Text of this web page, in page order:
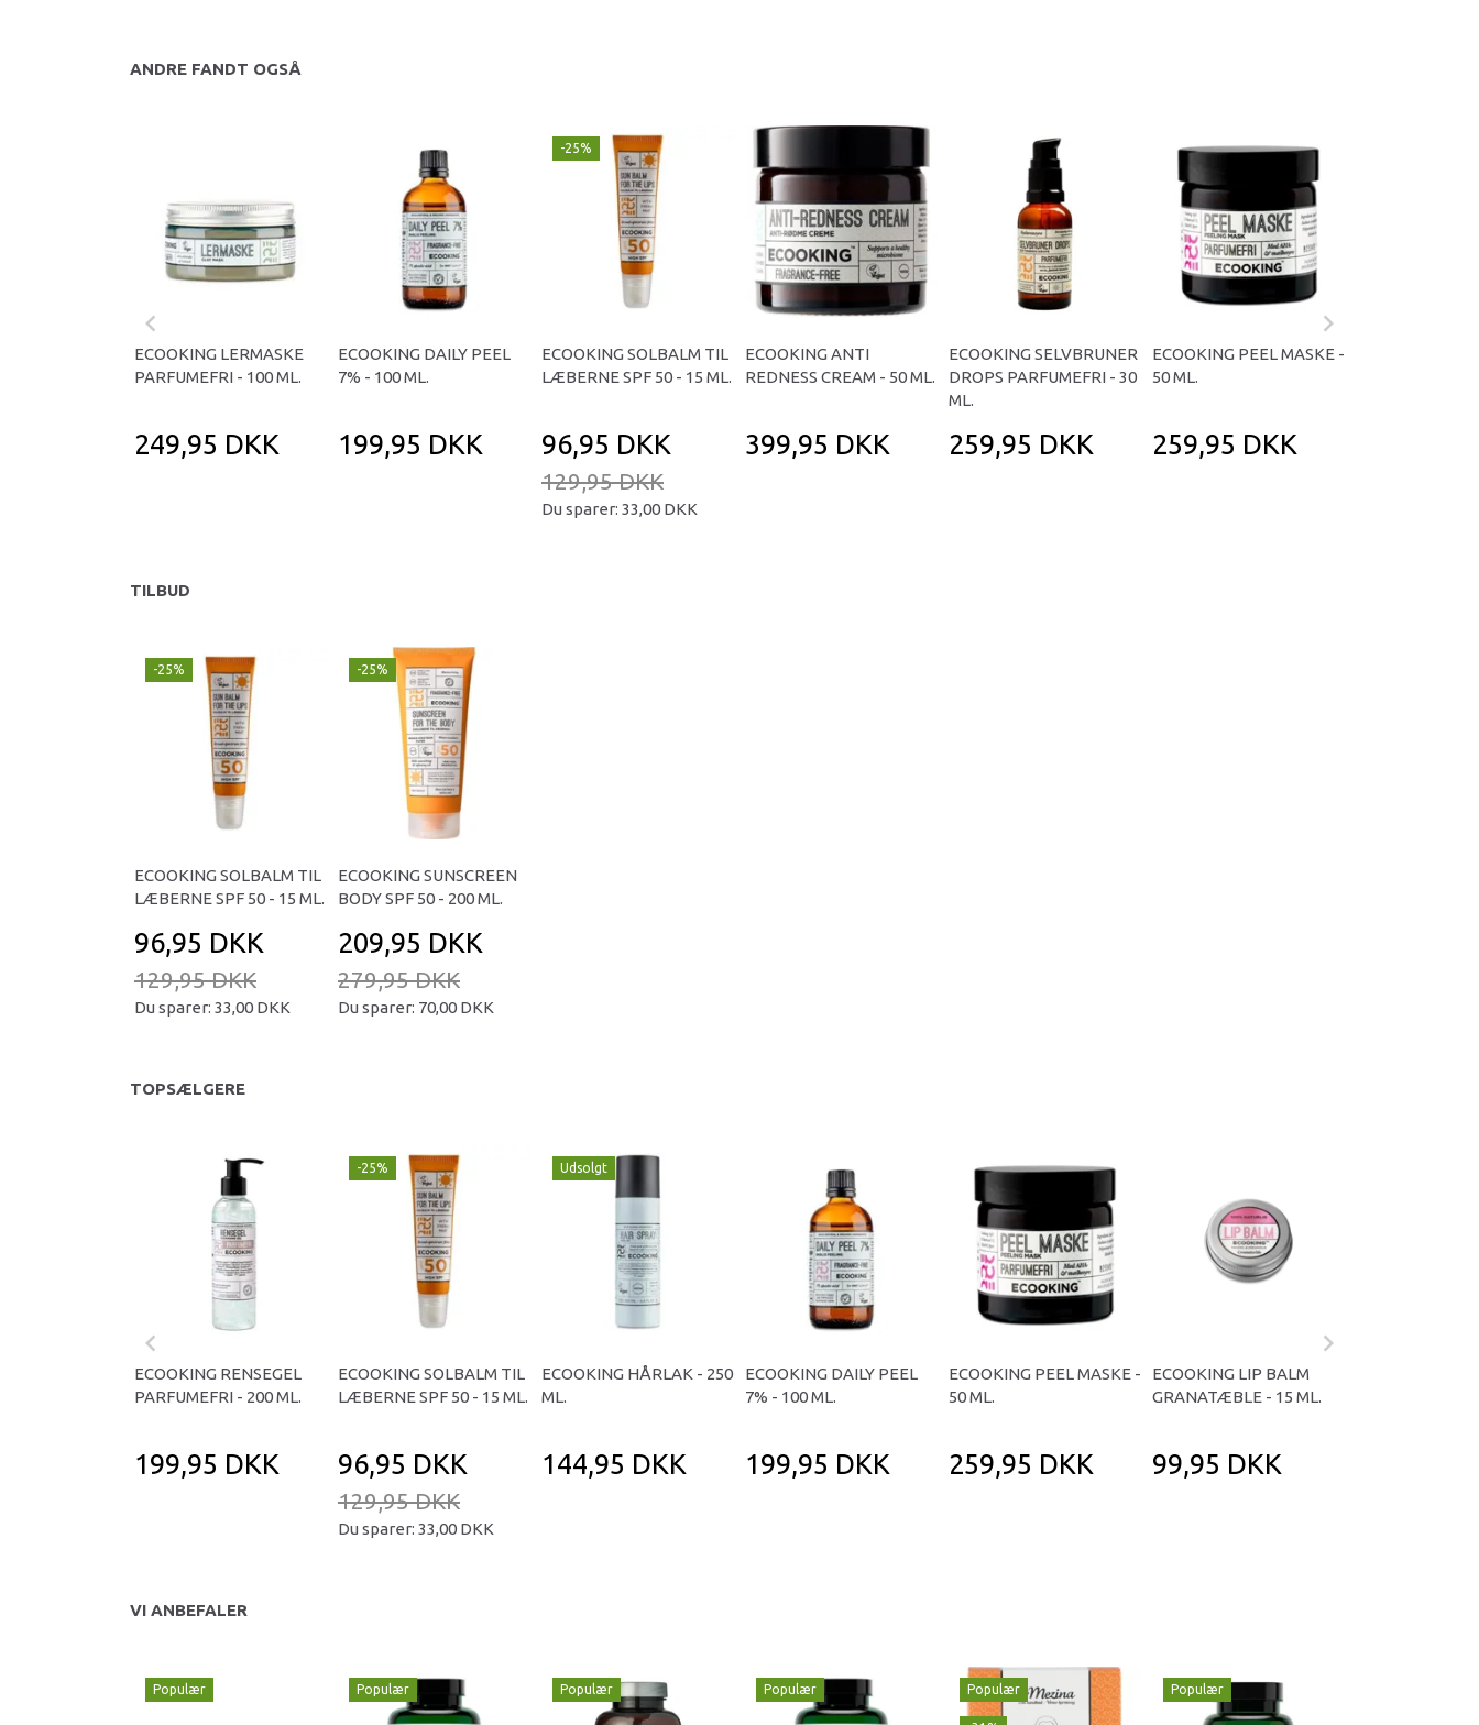
ANDRE FANDT OGSÅ
ECOOKING LERMASKE
PARFUMEFRI - 100 ML.
249,95 DKK
ECOOKING DAILY PEEL
7% - 100 ML.
199,95 DKK
-25%
ECOOKING SOLBALM TIL
LÆBERNE SPF 50 - 15 ML.
96,95 DKK
129,95 DKK
Du sparer: 33,00 DKK
ECOOKING ANTI
REDNESS CREAM - 50 ML.
399,95 DKK
ECOOKING SELVBRUNER
DROPS PARFUMEFRI - 30
ML.
259,95 DKK
ECOOKING PEEL MASKE -
50 ML.
259,95 DKK
TILBUD
-25%
ECOOKING SOLBALM TIL
LÆBERNE SPF 50 - 15 ML.
96,95 DKK
129,95 DKK
Du sparer: 33,00 DKK
-25%
ECOOKING SUNSCREEN
BODY SPF 50 - 200 ML.
209,95 DKK
279,95 DKK
Du sparer: 70,00 DKK
TOPSÆLGERE
ECOOKING RENSEGEL
PARFUMEFRI - 200 ML.
199,95 DKK
-25%
ECOOKING SOLBALM TIL
LÆBERNE SPF 50 - 15 ML.
96,95 DKK
129,95 DKK
Du sparer: 33,00 DKK
Udsolgt
ECOOKING HÅRLAK - 250
ML.
144,95 DKK
ECOOKING DAILY PEEL
7% - 100 ML.
199,95 DKK
ECOOKING PEEL MASKE -
50 ML.
259,95 DKK
ECOOKING LIP BALM
GRANATÆBLE - 15 ML.
99,95 DKK
VI ANBEFALER
Populær Populær Populær Populær Populær Populær